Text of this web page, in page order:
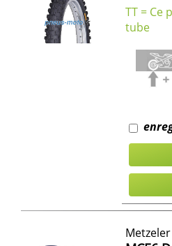
TT = Ce
tube
Metzeler